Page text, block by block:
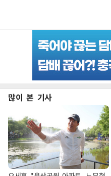
많이 본 기사